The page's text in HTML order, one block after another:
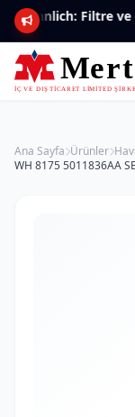
Ana Sayfa Ürünler
WH 8175 5011836AA